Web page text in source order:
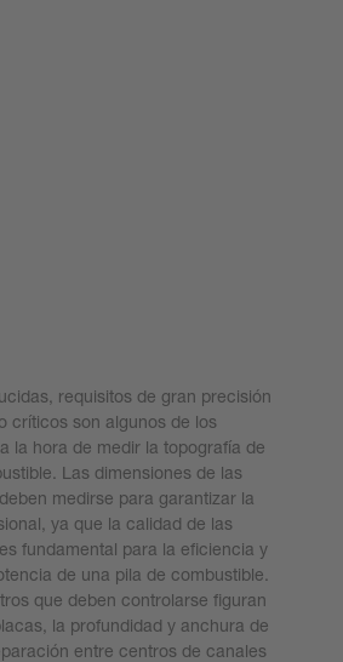
requisitos de gran precisión
críticos son algunos de los
la hora de medir la topografía de
Las dimensiones de las
medirse para garantizar la
ya que la calidad de las
fundamental para la eficiencia y
de una pila de combustible.
que deben controlarse figuran
la profundidad y anchura de
entre centros de canales